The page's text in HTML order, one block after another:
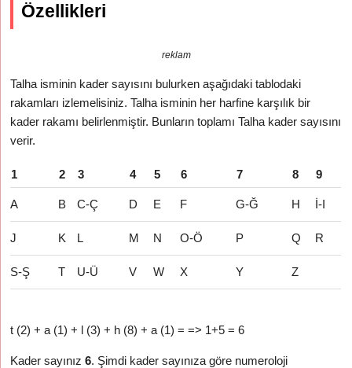
Özellikleri
reklam
Talha isminin kader sayısını bulurken aşağıdaki tablodaki
rakamları izlemelisiniz. Talha isminin her harfine karşılık bir
kader rakamı belirlenmiştir. Bunların toplamı Talha kader sayısını
verir.
1 2 3 4 5 6 7 8 9
A B C-Ç D E F G-Ğ H İ-I
J K L M N O-Ö P Q R
S-Ş T U-Ü V W X Y Z
t (2) + a (1) + l (3) + h (8) + a (1) = => 1+5 = 6
Kader sayınız6. Şimdi kader sayınıza göre numeroloji